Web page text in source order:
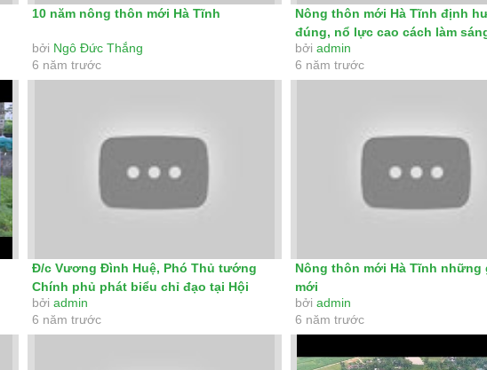
10 năm nông thôn mới Hà Tĩnh
bởi Ngô Đức Thắng
6 năm trước
Nông thôn mới Hà Tĩnh định
đúng, nổ lực cao cách làm
bởi admin
6 năm trước
Đ/c Vương Đình Huệ, Phó Thủ tướng
Chính phủ phát biểu chỉ đạo tại Hội
nghị...
bởiadmin
6 năm trước
Nông thôn mới Hà Tĩnh những
mới
bởi admin
6 năm trước